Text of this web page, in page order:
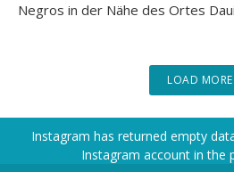
Negros in der Nähe des Ortes
LOAD MORE
Instagram has returned empty
Instagram account in the